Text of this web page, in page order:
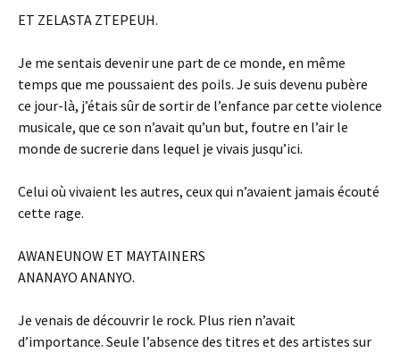
ET ZELASTA ZTEPEUH.
Je me sentais devenir une part de ce monde, en même
temps que me poussaient des poils. Je suis devenu pubère
ce jour-là, j’étais sûr de sortir de l’enfance par cette violence
musicale, que ce son n’avait qu’un but, foutre en l’air le
monde de sucrerie dans lequel je vivais jusqu’ici.
Celui où vivaient les autres, ceux qui n’avaient jamais écouté
cette rage.
AWANEUNOW ET MAYTAINERS
ANANAYO ANANYO.
Je venais de découvrir le rock. Plus rien n’avait
d’importance. Seule l’absence des titres et des artistes sur